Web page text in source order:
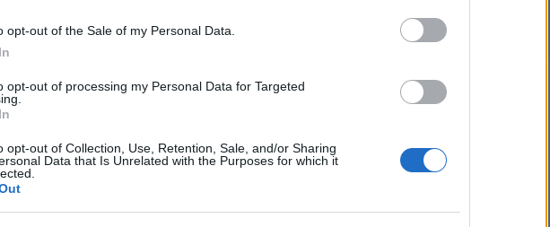
opt-out of the Sale of my Personal Data.
opt-out of processing my Personal Data for Targeted
opt-out of Collection, Use, Retention, Sale, and/or Sharing
Data that Is Unrelated with the Purposes for which it
> Brisbane Broncos-canterbury - Bankstown Bulldogs